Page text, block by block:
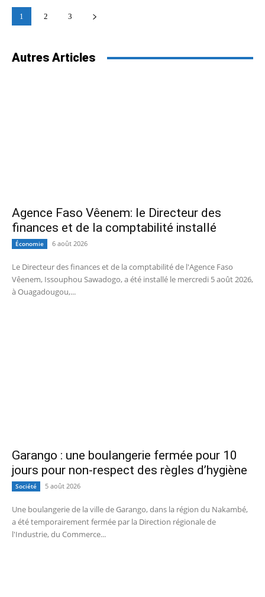
1 2 3
Autres Articles
Agence Faso Vêenem: le Directeur des
finances et de la comptabilité installé
Économie 6 août 2026
Le Directeur des finances et de la comptabilité de l'Agence Faso
Vêenem, Issouphou Sawadogo, a été installé le mercredi 5 août 2026,
à Ouagadougou,...
Garango : une boulangerie fermée pour 10
jours pour non-respect des règles d’hygiène
Société 5 août 2026
Une boulangerie de la ville de Garango, dans la région du Nakambé,
a été temporairement fermée par la Direction régionale de
l'Industrie, du Commerce...